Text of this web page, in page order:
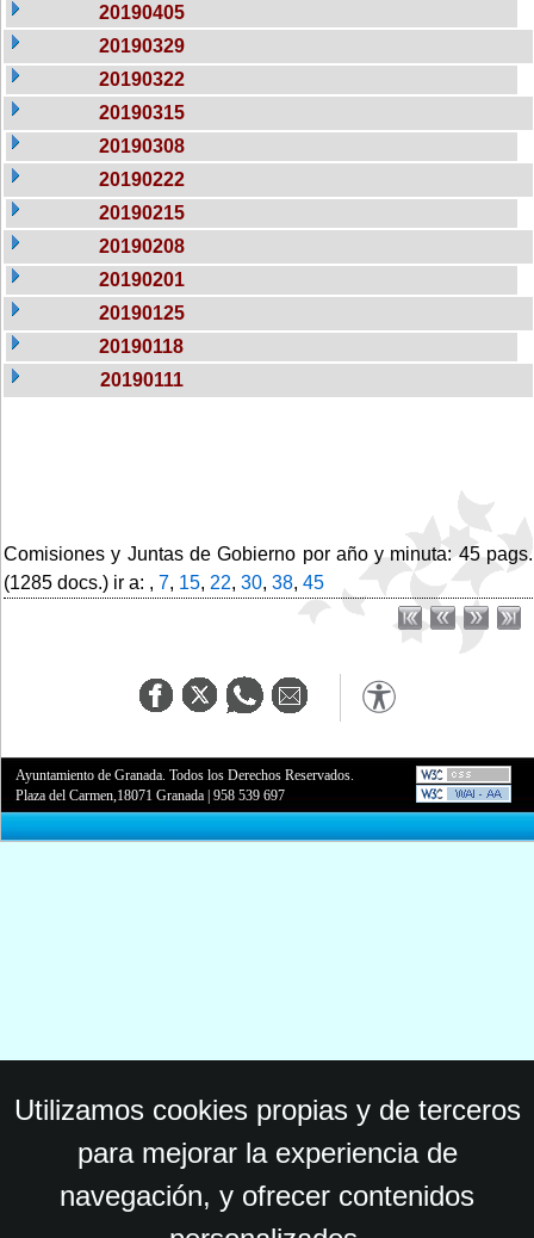
20190405
20190329
20190322
20190315
20190308
20190222
20190215
20190208
20190201
20190125
20190118
20190111
Comisiones y Juntas de Gobierno por año y minuta: 45 pags.
(1285 docs.) ir a: , 7, 15, 22, 30, 38, 45
Ayuntamiento de Granada. Todos los Derechos Reservados.
Plaza del Carmen,18071 Granada |958 539 697
Utilizamos cookies propias y de terceros
para mejorar la experiencia de
navegación, y ofrecer contenidos